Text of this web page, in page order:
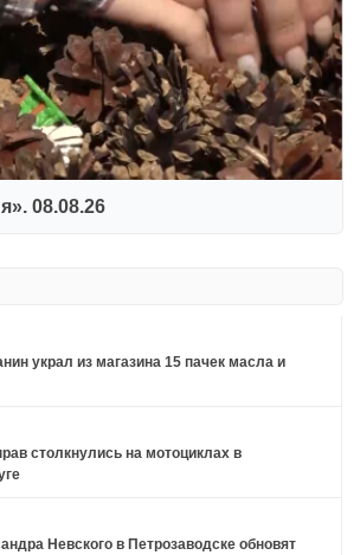
08.08.26
украл из магазина 15 пачек масла и
столкнулись на мотоциклах в
Невского в Петрозаводске обновят